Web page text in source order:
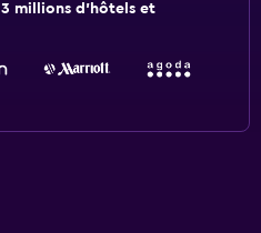
millions d'hôtels et